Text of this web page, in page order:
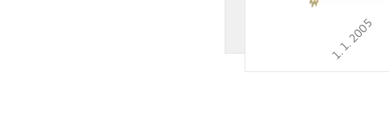
1. 1. 2005